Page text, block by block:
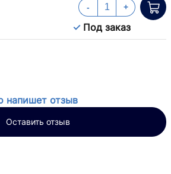
Под заказ
- +
напишет отзыв
Оставить отзыв